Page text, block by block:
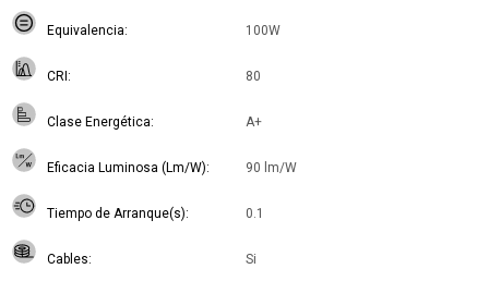
Equivalencia 100W
CRI 80
Clase Energética A+
Eficacia Luminosa (Lm/W) 90 lm/W
Tiempo de Arranque(s) 0.1
Cables Si